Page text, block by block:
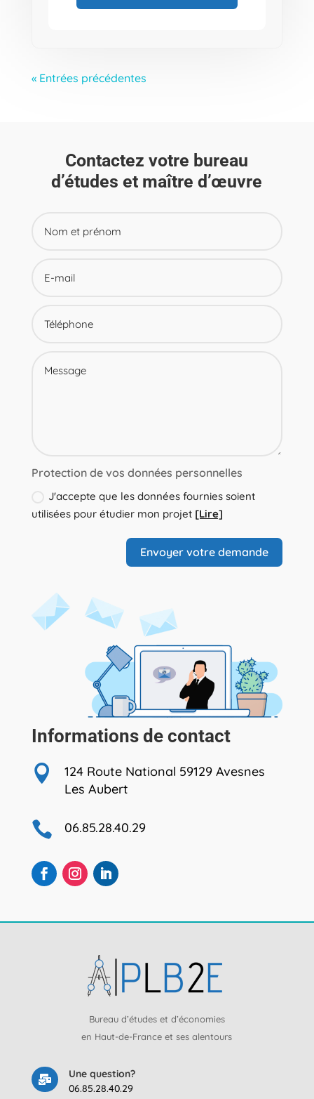
« Entrées précédentes
Contactez votre bureau
d’études et maître d’œuvre
Protection de vos données personnelles
J'accepte que les données fournies soient
utilisées pour étudier mon projet [Lire]
Envoyer votre demande
Informations de contact

124 Route National 59129 Avesnes
Les Aubert
 06.85.28.40.29
Bureau d’études et d’économies
en Haut-de-France et ses alentours

Une question?
06.85.28.40.29